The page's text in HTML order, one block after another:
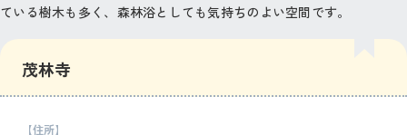
ている樹木も多く、森林浴としても気持ちのよい空間です。
茂林寺
【住所】